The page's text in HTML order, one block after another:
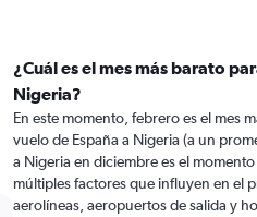
¿Cuál es el mes más barato
Nigeria?
En este momento, febrero es el mes
vuelo de España a Nigeria (a un
a Nigeria en diciembre es el
múltiples factores que influyen en el
aerolíneas, aeropuertos de salida y